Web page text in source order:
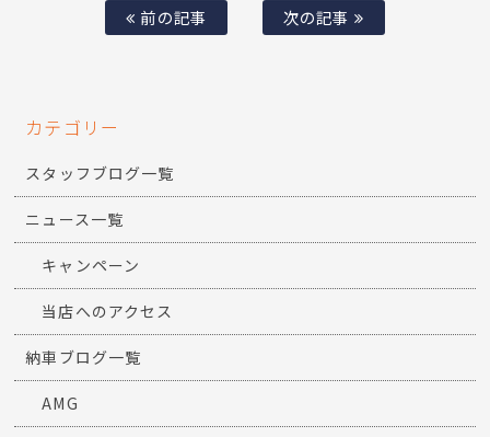
前の記事 次の記事
カテゴリー
スタッフブログ一覧
ニュース一覧
キャンペーン
当店へのアクセス
納車ブログ一覧
AMG